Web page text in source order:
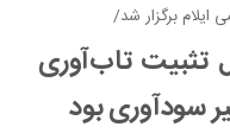
برگزار شد/
سال ۱۴۰۴، سال تثبیت تاب‌آوری
سودآوری بود